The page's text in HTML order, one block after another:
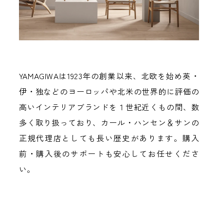
YAMAGIWAは1923年の創業以来、北欧を始め英・
伊・独などのヨーロッパや北米の世界的に評価の
高いインテリアブランドを１世紀近くもの間、数
多く取り扱っており、カール・ハンセン＆サンの
正規代理店としても長い歴史があります。購入
前・購入後のサポートも安心してお任せくださ
い。